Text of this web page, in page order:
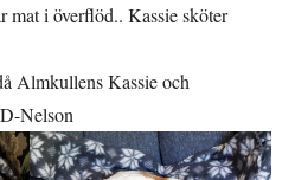
mat i överflöd.. Kassie sköter
Almkullens Kassie och
Nelson